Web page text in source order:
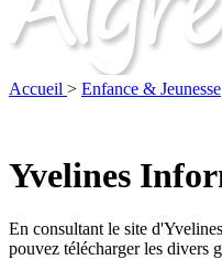
Accueil > Enfance & Jeunesse
Yvelines
En consultant le site
pouvez télécharger les divers